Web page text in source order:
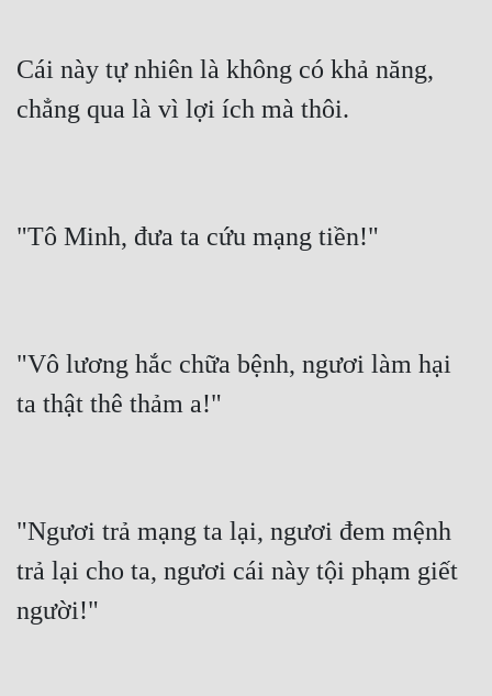
Cái này tự nhiên là không có khả năng,
chẳng qua là vì lợi ích mà thôi.
"Tô Minh, đưa ta cứu mạng tiền!"
"Vô lương hắc chữa bệnh, ngươi làm hại
ta thật thê thảm a!"
"Ngươi trả mạng ta lại, ngươi đem mệnh
trả lại cho ta, ngươi cái này tội phạm giết
người!"